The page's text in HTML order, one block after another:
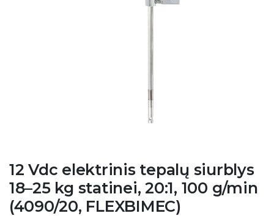
12 Vdc elektrinis tepalų siurblys
18–25 kg statinei, 20:1, 100 g/min
(4090/20, FLEXBIMEC)